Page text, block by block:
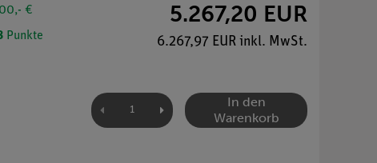
€
Punkte
5.267,20 EUR
6.267,97 EUR inkl. MwSt.
In den
Warenkorb